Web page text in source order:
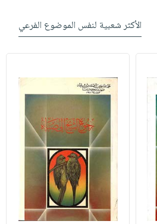
الأكثر شعبية لنفس الموضوع الفرعي